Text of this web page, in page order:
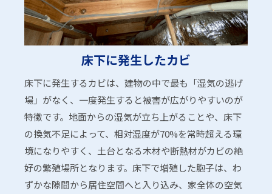
床下に発生したカビ
床下に発生するカビは、建物の中で最も「湿気の逃げ
場」がなく、一度発生すると被害が広がりやすいのが
特徴です。地面からの湿気が立ち上がることや、床下
の換気不足によって、相対湿度が70%を常時超える環
境になりやすく、土台となる木材や断熱材がカビの絶
好の繁殖場所となります。床下で増殖した胞子は、わ
ずかな隙間から居住空間へと入り込み、家全体の空気